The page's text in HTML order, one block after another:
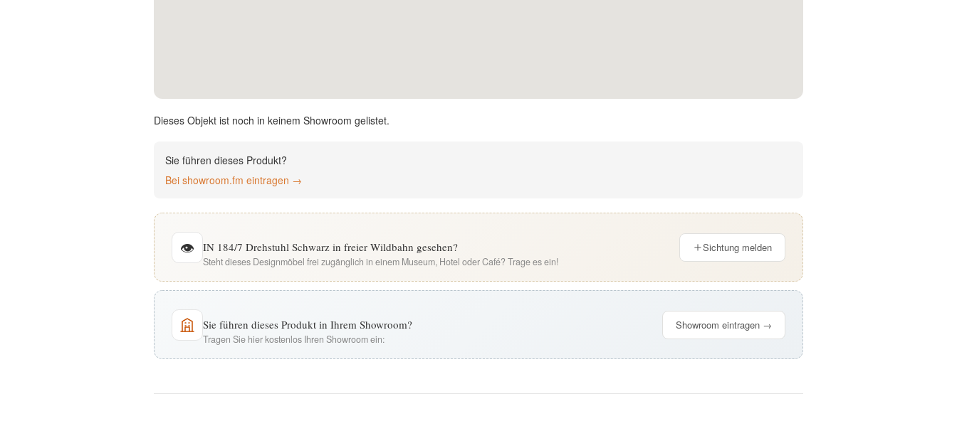
Dieses Objekt ist noch in keinem Showroom gelistet.
Sie führen dieses Produkt?
Bei showroom.fm eintragen →
👁 IN 184/7 Drehstuhl Schwarz in freier Wildbahn gesehen?
Steht dieses Designmöbel frei zugänglich in einem Museum, Hotel oder Café? Trage es ein!
Sichtung melden
Sie führen dieses Produkt in Ihrem Showroom?
Tragen Sie hier kostenlos Ihren Showroom ein:
Showroom eintragen →